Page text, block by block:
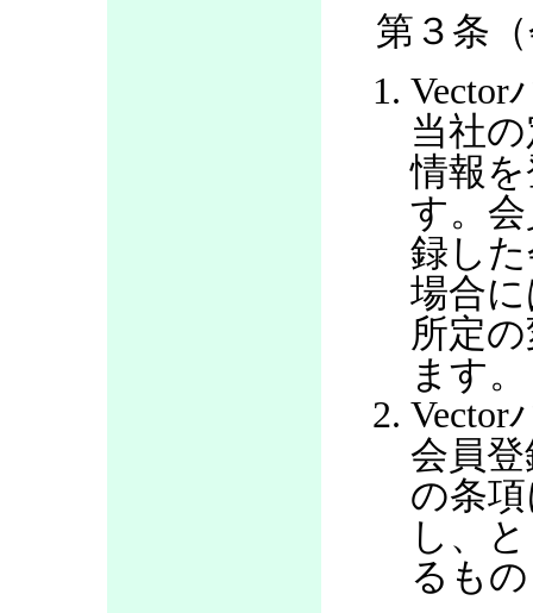
第３条
Vector
当社
情報
す。
録し
場合
所定
ます。
Vector
会員
の条
し、
るも